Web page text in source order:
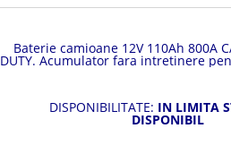
Baterie camioane 12V 110Ah 800A
DUTY. Acumulator fara intretinere
agricole, utilaje industriale si
DISPONIBILITATE: IN LIMITA
DISPONIBIL